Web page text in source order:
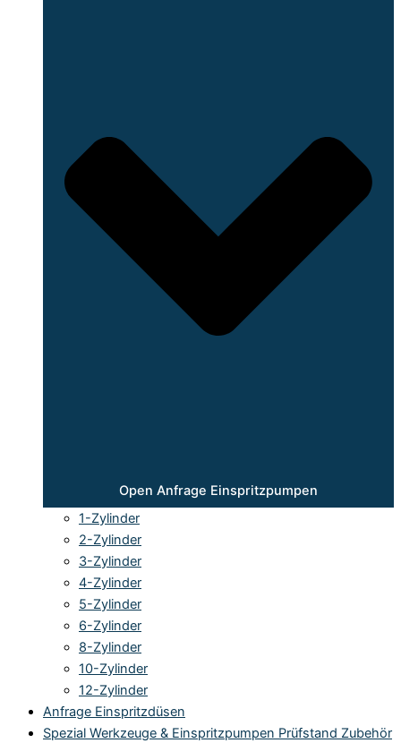
Open Anfrage Einspritzpumpen
1-Zylinder
2-Zylinder
3-Zylinder
4-Zylinder
5-Zylinder
6-Zylinder
8-Zylinder
10-Zylinder
12-Zylinder
Anfrage Einspritzdüsen
Spezial Werkzeuge & Einspritzpumpen Prüfstand Zubehör